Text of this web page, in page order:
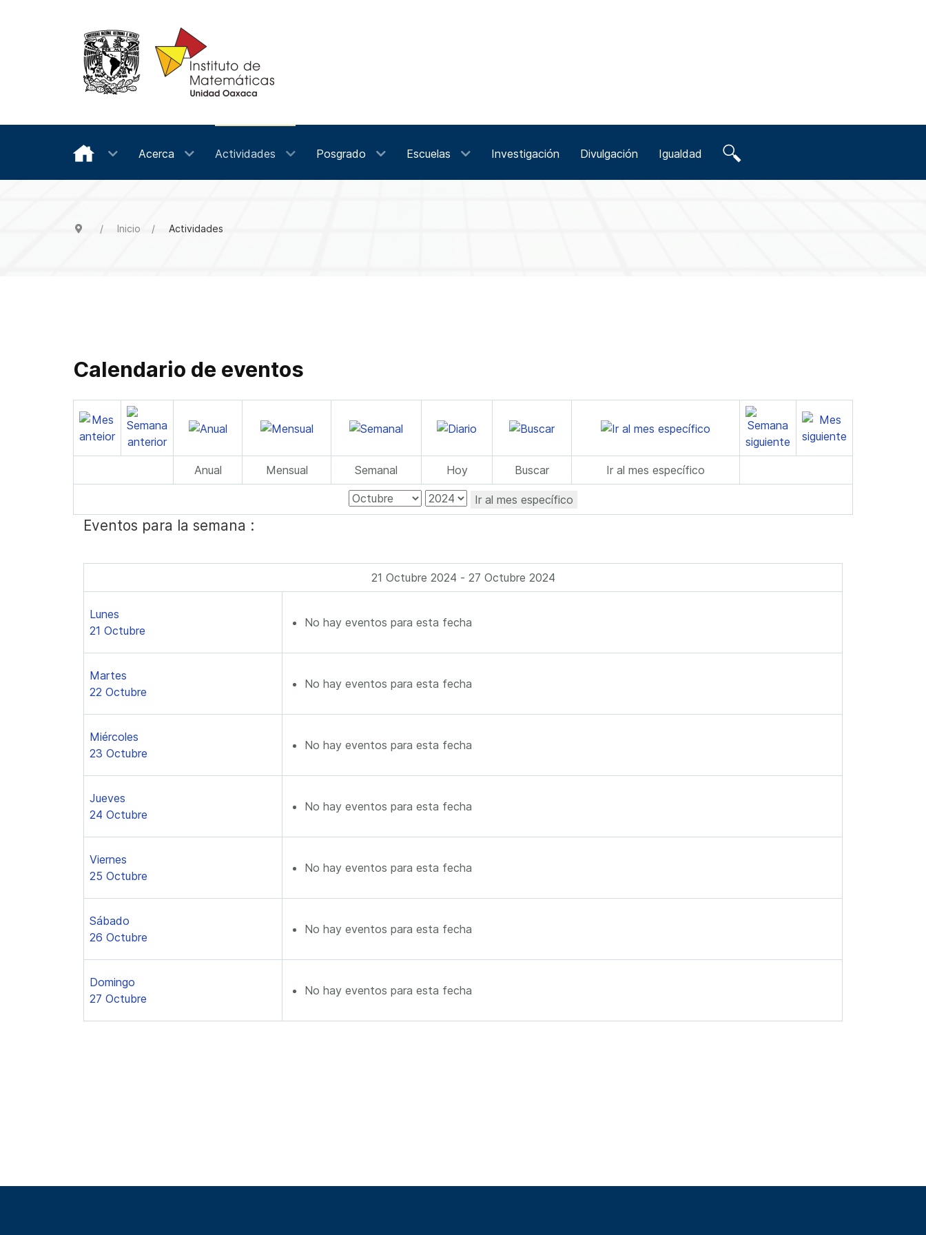
Acerca Actividades Posgrado Escuelas Investigación Divulgación Igualdad
Inicio Actividades
Calendario de eventos
Anual Mensual Semanal Hoy Buscar Ir al mes específico
Ir al mes específico
Eventos para la semana :
21 Octubre 2024 - 27 Octubre 2024
Lunes
21 Octubre
No hay eventos para esta fecha
Martes
22 Octubre
No hay eventos para esta fecha
Miércoles
23 Octubre
No hay eventos para esta fecha
Jueves
24 Octubre
No hay eventos para esta fecha
Viernes
25 Octubre
No hay eventos para esta fecha
Sábado
26 Octubre
No hay eventos para esta fecha
Domingo
27 Octubre
No hay eventos para esta fecha